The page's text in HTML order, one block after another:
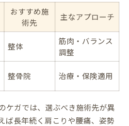
おすすめ施
術先
主なアプローチ
整体
筋肉・バランス
調整
整骨院 治療・保険適用
ケガでは、選ぶべき施術先が異
ば長年続く肩こりや腰痛、姿勢